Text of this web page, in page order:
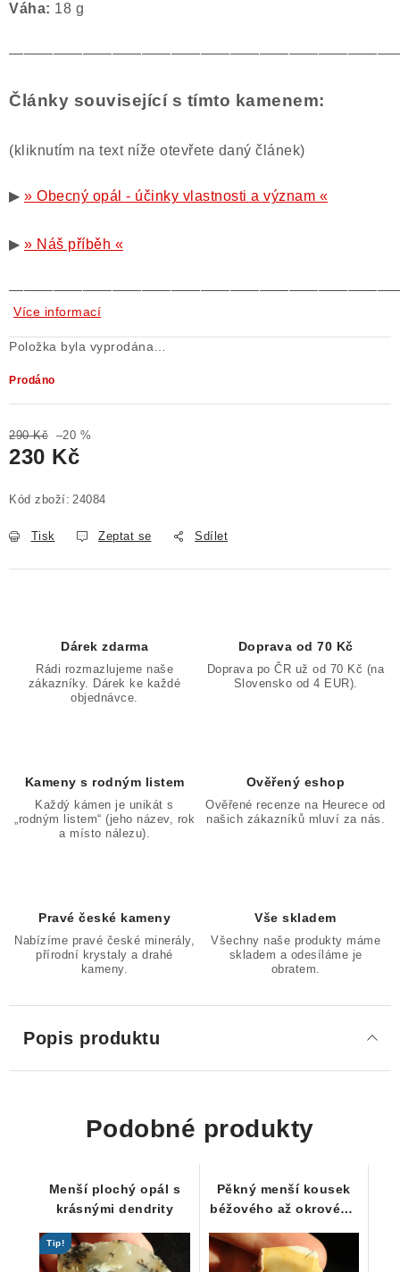
Váha: 18 g
Články související s tímto kamenem:
(kliknutím na text níže otevřete daný článek)
▶ » Obecný opál - účinky vlastnosti a význam «
▶ » Náš příběh «
Více informací
Položka byla vyprodána…
Prodáno
290 Kč –20 %
230 Kč
Kód zboží: 24084
Tisk Zeptat se Sdílet
Dárek zdarma
Rádi rozmazlujeme naše
zákazníky. Dárek ke každé
objednávce.
Doprava od 70 Kč
Doprava po ČR už od 70 Kč (na
Slovensko od 4 EUR).
Kameny s rodným listem
Každý kámen je unikát s
„rodným listem“ (jeho název, rok
a místo nálezu).
Ověřený eshop
Ověřené recenze na Heurece od
našich zákazníků mluví za nás.
Pravé české kameny
Nabízíme pravé české minerály,
přírodní krystaly a drahé
kameny.
Vše skladem
Všechny naše produkty máme
skladem a odesíláme je
obratem.
Popis produktu
Podobné produkty
Menší plochý opál s
krásnými dendrity
Tip!
Pěkný menší kousek
béžového až okrového